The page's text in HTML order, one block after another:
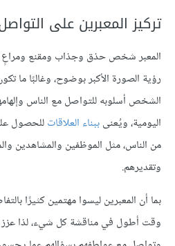
تركيز المعبرين على
المعبر شخص حذق وجذاب ومقنع ومراعٍ
رؤية الصورة الأكبر بوضوح، وغالبًا ما
الشخص أسلوبه للتواصل مع الناس
اليومية، ويُعنىببناء العلاقاتللحصول
من الناس، مثل الموظفين والمشاهدين
وتقديرهم.
بما أن المعبرين ليسوا مهتمين كثيرًا
وقت أطول في مناقشة كل شيء، لذا عزز